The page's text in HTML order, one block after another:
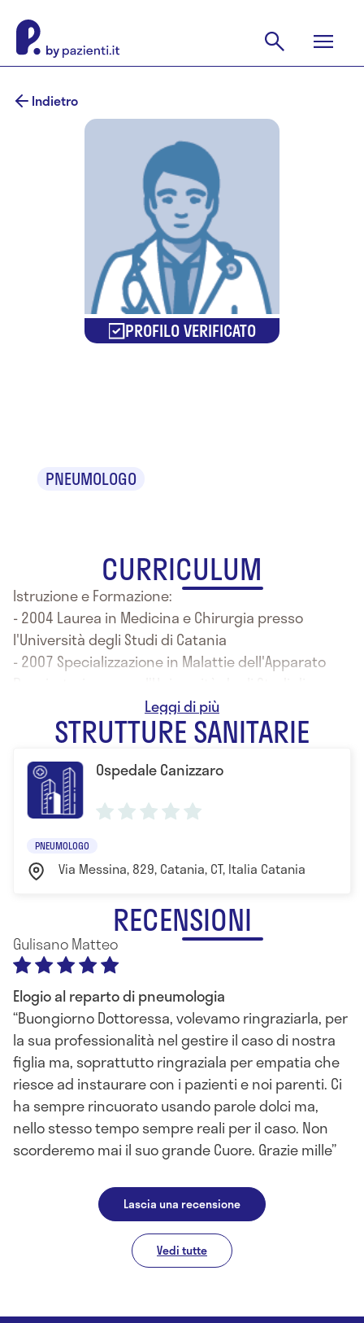
Indietro
PROFILO VERIFICATO
PNEUMOLOGO
CURRICULUM
Istruzione e Formazione:
- 2004 Laurea in Medicina e Chirurgia presso
l'Università degli Studi di Catania
- 2007 Specializzazione in Malattie dell'Apparato
STRUTTURE SANITARIE
Ospedale Canizzaro
PNEUMOLOGO
Via Messina, 829, Catania, CT, Italia Catania
RECENSIONI
Gulisano Matteo
Elogio al reparto di pneumologia
Buongiorno Dottoressa, volevamo ringraziarla, per
la sua professionalità nel gestire il caso di nostra
figlia ma, soprattutto ringraziala per empatia che
riesce ad instaurare con i pazienti e noi parenti. Ci
ha sempre rincuorato usando parole dolci ma,
nello stesso tempo sempre reali per il caso. Non
scorderemo mai il suo grande Cuore. Grazie mille
Lascia una recensione
Vedi tutte